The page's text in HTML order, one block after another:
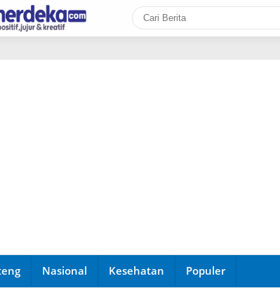
Nasional Kesehatan Populer